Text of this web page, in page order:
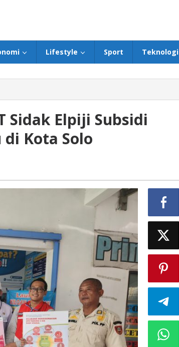
Lifestyle Sport Teknologi
Sidak Elpiji Subsidi
Kota Solo